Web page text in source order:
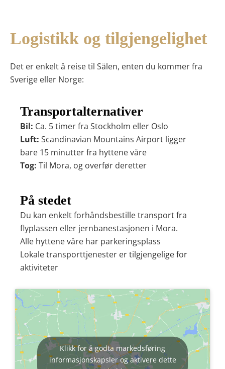
Logistikk og tilgjengelighet
Det er enkelt å reise til Sälen, enten du kommer fra
Sverige eller Norge:
Transportalternativer
Bil: Ca. 5 timer fra Stockholm eller Oslo
Luft: Scandinavian Mountains Airport ligger
bare 15 minutter fra hyttene våre
Tog: Til Mora, og overfør deretter
På stedet
Du kan enkelt forhåndsbestille transport fra
flyplassen eller jernbanestasjonen i Mora.
Alle hyttene våre har parkeringsplass
Lokale transporttjenester er tilgjengelige for
aktiviteter
Klikk for å godta markedsføring
informasjonskapsler og aktivere dette